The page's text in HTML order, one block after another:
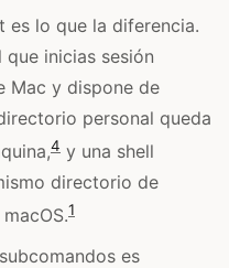
es lo que la diferencia.
inicias sesión
Mac y dispone de
personal queda
4 y una shell
directorio de
1
es